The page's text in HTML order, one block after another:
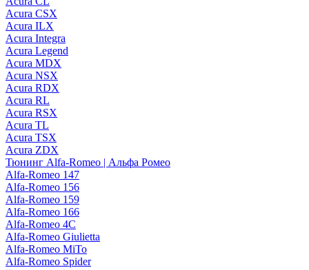
Acura CSX
Acura ILX
Acura Integra
Acura Legend
Acura MDX
Acura NSX
Acura RDX
Acura RL
Acura RSX
Acura TL
Acura TSX
Acura ZDX
Тюнинг Alfa-Romeo | Альфа Ромео
Alfa-Romeo 147
Alfa-Romeo 156
Alfa-Romeo 159
Alfa-Romeo 166
Alfa-Romeo 4C
Alfa-Romeo Giulietta
Alfa-Romeo MiTo
Alfa-Romeo Spider